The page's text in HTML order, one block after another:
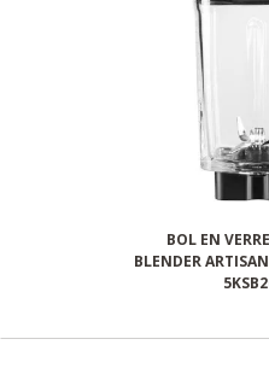
BOL EN
BLENDER